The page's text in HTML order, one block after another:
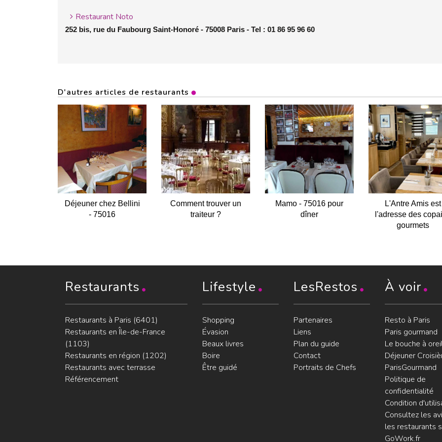
Restaurant Noto
252 bis, rue du Faubourg Saint-Honoré - 75008 Paris - Tel : 01 86 95 96 60
D'autres articles de restaurants
Déjeuner chez Bellini
- 75016
Comment trouver un
traiteur ?
Mamo - 75016 pour
dîner
L'Antre Amis est
l'adresse des
gourmets
Restaurants
Restaurants à Paris (6401)
Restaurants en Île-de-France
(1103)
Restaurants en région (1202)
Restaurants avec terrasse
Référencement
Lifestyle
Shopping
Évasion
Beaux livres
Boire
Être guidé
LesRestos
Partenaires
Liens
Plan du guide
Contact
Portraits de Chefs
À voir
Resto à Paris
Paris gourmand
Le bouche à
Déjeuner
ParisGourmand
Politique de
confidentialité
Condition
Consultez les
les restaurants
GoWork.fr